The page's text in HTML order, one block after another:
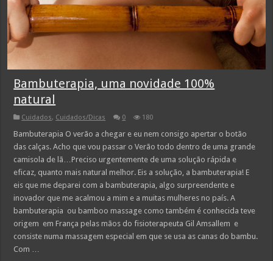
Bambuterapia, uma novidade 100%
natural
Cuidados, Cuidados/Dicas 0 180
Bambuterapia O verão a chegar e eu nem consigo apertar o botão
das calças. Acho que vou passar o Verão todo dentro de uma grande
camisola de lã…Preciso urgentemente de uma solução rápida e
eficaz, quanto mais natural melhor. Eis a solução, a bambuterapia! E
eis que me deparei com a bambuterapia, algo surpreendente e
inovador que me acalmou a mim e a muitas mulheres no país. A
bambuterapia ou bamboo massage como também é conhecida teve
origem em França pelas mãos do fisioterapeuta Gil Amsallem e
consiste numa massagem especial em que se usa as canas do bambu.
Com …